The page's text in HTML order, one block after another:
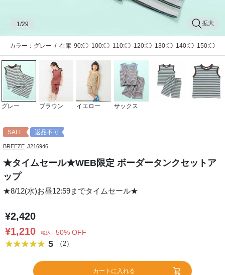
拡大
1 /29
カラー：グレー / 在庫 90:◯ 100:◯ 110:◯ 120:◯ 130:◯ 140:◯ 150:◯
グレー ブラウン イエロー サックス
SALE 返品不可
BREEZE J216946
★タイムセール★WEB限定 ボーダータンクセットア
ップ
★8/12(水)お昼12:59までタイムセール★
¥2,420
¥1,210
税込 50% OFF
5 （2）
カートに入れる